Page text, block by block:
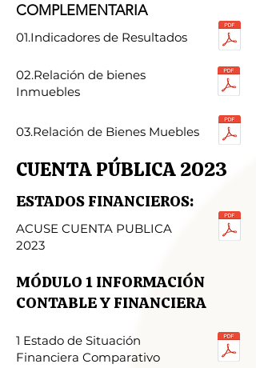
COMPLEMENTARIA
01.Indicadores de Resultados
02.Relación de bienes
Inmuebles
03.Relación de Bienes Muebles
CUENTA PÚBLICA 2023
ESTADOS FINANCIEROS:
ACUSE CUENTA PUBLICA
2023
MÓDULO 1 INFORMACIÓN
CONTABLE Y FINANCIERA
1 Estado de Situación
Financiera Comparativo